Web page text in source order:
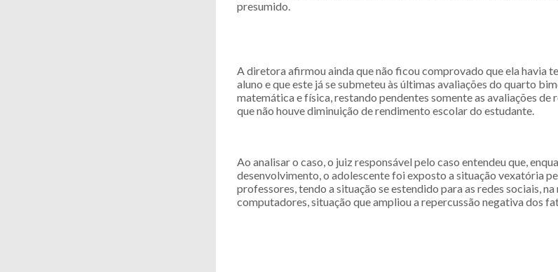
presumido.
A diretora afirmou ainda que não ficou comprovado que ela havia
aluno e que este já se submeteu às últimas avaliações do quarto
matemática e física, restando pendentes somente as avaliações de
que não houve diminuição de rendimento escolar do estudante.
Ao analisar o caso, o juiz responsável pelo caso entendeu que,
desenvolvimento, o adolescente foi exposto a situação vexatória
professores, tendo a situação se estendido para as redes sociais,
computadores, situação que ampliou a repercussão negativa dos